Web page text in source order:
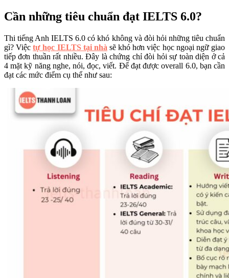
Cần những tiêu chuẩn đạt IELTS 6.0?
Thi tiếng Anh IELTS 6.0 có khó không và đòi hỏi những tiêu chuẩn
gì? Việctự học IELTS tại nhà sẽ khó hơn việc học ngoại ngữ giao
tiếp đơn thuần rất nhiều. Đây là chứng chỉ đòi hỏi sự toàn diện ở cả
4 mặt kỹ năng nghe, nói, đọc, viết. Để đạt được overall 6.0, bạn cần
đạt các mức điểm cụ thể như sau: